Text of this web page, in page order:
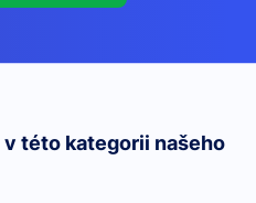
této kategorii našeho